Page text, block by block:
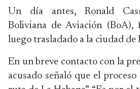
Un día antes, Ronald
Boliviana de Aviación (BoA),
luego trasladado a la ciudad de
En un breve contacto con la
acusado señaló que el proceso